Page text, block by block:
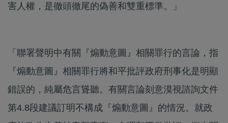
害人權，是徹頭徹尾的偽善和雙重標準。」
「聯署聲明中有關『煽動意圖』相關罪行的言論，指
『煽動意圖』相關罪行將和平批評政府刑事化是明顯
錯誤的，純屬危言聳聽。有關言論刻意漠視諮詢文件
第4.8段建議訂明不構成『煽動意圖』的情況。就政